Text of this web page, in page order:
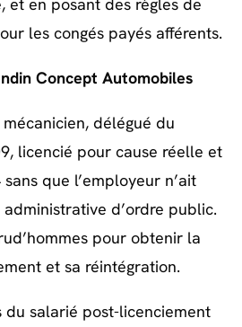
les congés payés afférents.
Concept Automobiles
délégué du
licencié pour cause réelle et
que l’employeur n’ait
d’ordre public.
pour obtenir la
et sa réintégration.
du salarié post-licenciement